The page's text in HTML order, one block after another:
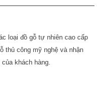
loại đồ gỗ tự nhiên cao cấp
thủ công mỹ nghệ và nhận
khách hàng.